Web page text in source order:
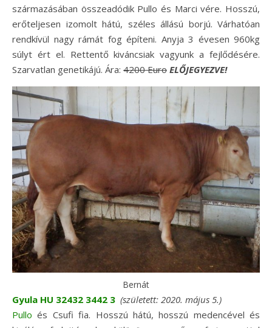
származásában összeadódik Pullo és Marci vére. Hosszú,
erőteljesen izomolt hátú, széles állású borjú. Várhatóan
rendkívül nagy rámát fog építeni. Anyja 3 évesen 960kg
súlyt ért el. Rettentő kiváncsiak vagyunk a fejlődésére.
Szarvatlan genetikájú. Ára: 4200 Euro ELŐJEGYEZVE!
Bernát
Gyula HU 32432 3442 3 (született: 2020. május 5.)
Pulloés Csufi fia. Hosszú hátú, hosszú medencével és